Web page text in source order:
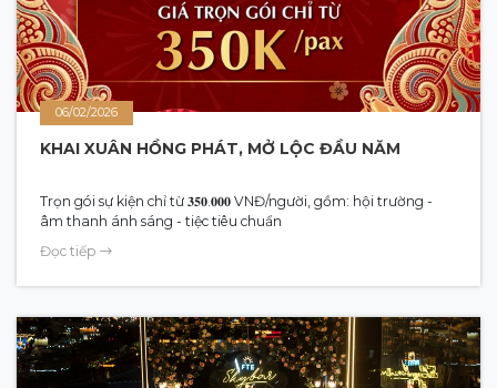
06/02/2026
KHAI XUÂN HỒNG PHÁT, MỞ LỘC ĐẦU NĂM
Trọn gói sự kiện chỉ từ 𝟑𝟓𝟎.𝟎𝟎𝟎 VNĐ/người, gồm: hội trường -
âm thanh ánh sáng - tiệc tiêu chuẩn
Đọc tiếp